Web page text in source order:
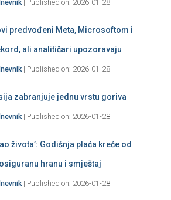
Published on: 2026-01-28
predvođeni Meta, Microsoftom i
ali analitičari upozoravaju
Published on: 2026-01-28
zabranjuje jednu vrstu goriva
Published on: 2026-01-28
života’: Godišnja plaća kreće od
hranu i smještaj
Published on: 2026-01-28